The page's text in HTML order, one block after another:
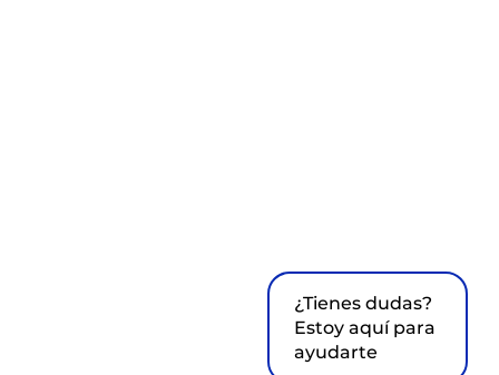
¿Tienes dudas?
Estoy aquí para
ayudarte